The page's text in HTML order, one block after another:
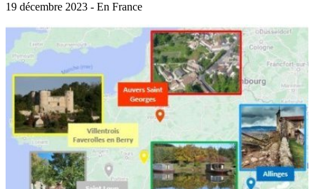
19 décembre 2023 - En France